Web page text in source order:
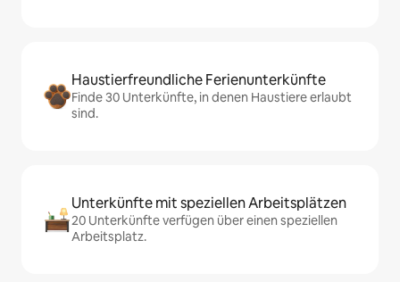
Haustierfreundliche Ferienunterkünfte
Finde 30 Unterkünfte, in denen Haustiere erlaubt
sind.
Unterkünfte mit speziellen Arbeitsplätzen
20 Unterkünfte verfügen über einen speziellen
Arbeitsplatz.